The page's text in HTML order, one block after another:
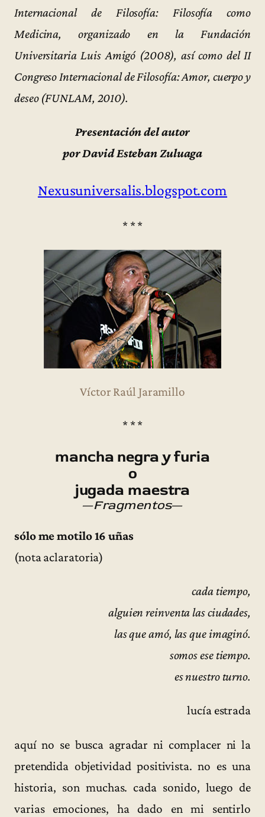
Internacional de Filosofía: Filosofía como
Medicina, organizado en la Fundación
Universitaria Luis Amigó (2008), así como del II
Congreso Internacional de Filosofía: Amor, cuerpo y
deseo (FUNLAM, 2010).
Presentación del autor
por David Esteban Zuluaga
Nexusuniversalis.blogspot.com
* * *
Víctor Raúl Jaramillo
* * *
mancha negra y furia
o
jugada maestra
—Fragmentos—
sólo me motilo 16 uñas
(nota aclaratoria)
cada tiempo,
alguien reinventa las ciudades,
las que amó, las que imaginó.
somos ese tiempo.
es nuestro turno.
lucía estrada
aquí no se busca agradar ni complacer ni la
pretendida objetividad positivista. no es una
historia, son muchas. cada sonido, luego de
varias emociones, ha dado en mi sentirlo